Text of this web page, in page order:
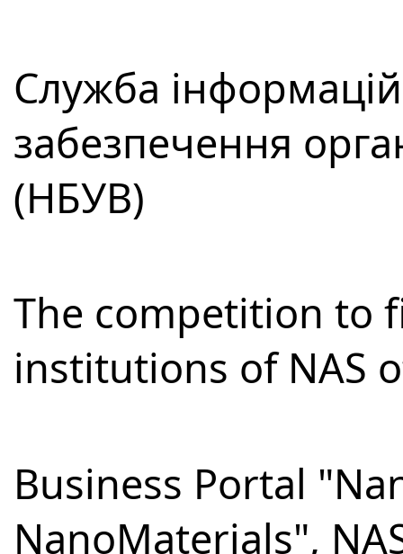
Служба
забезпечення
(НБУВ)
The competition to
institutions of NAS
Business Portal
NanoMaterials",